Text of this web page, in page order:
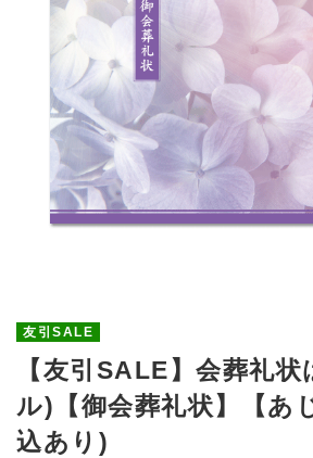
友引SALE
【友引SALE】会葬礼
ル)【御会葬礼状】【あ
込あり)